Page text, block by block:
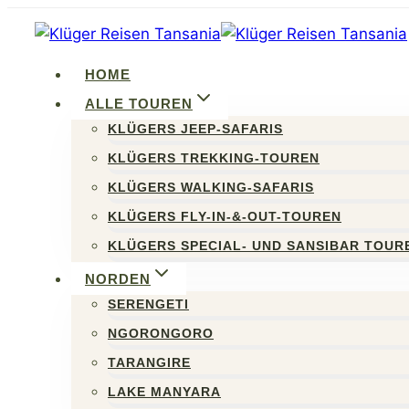
Zum
HOME
ALLE TOUREN
KLÜGERS JEEP-SAFARIS
KLÜGERS TREKKING-TOUREN
KLÜGERS WALKING-SAFARIS
KLÜGERS FLY-IN-&-OUT-TOUREN
KLÜGERS SPECIAL- UND SANSIBAR
NORDEN
SERENGETI
NGORONGORO
TARANGIRE
LAKE MANYARA